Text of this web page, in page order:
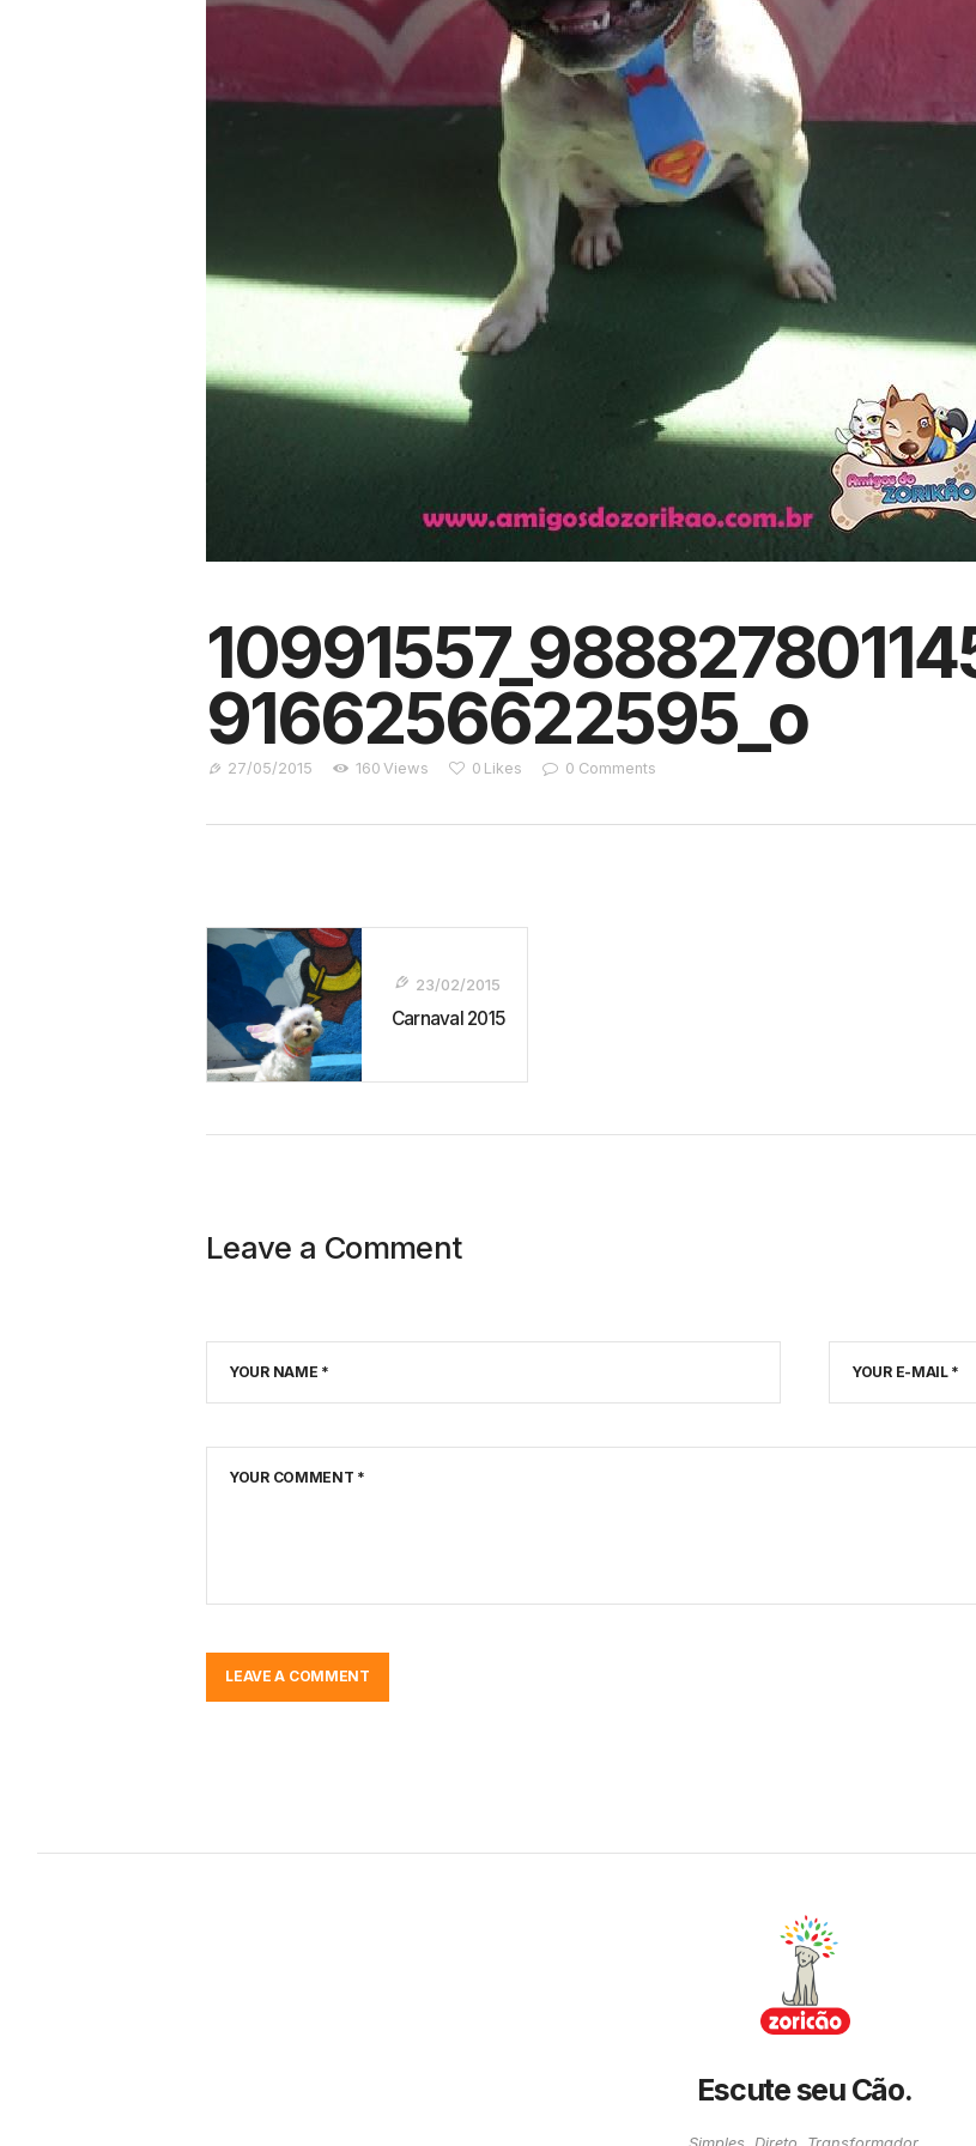
9166256622595_o
27/05/2015 160 Views 0 Likes 0 Comments
Navegação
De
Post
23/02/2015
Carnaval 2015
Leave a Comment
Escute seu Cão.